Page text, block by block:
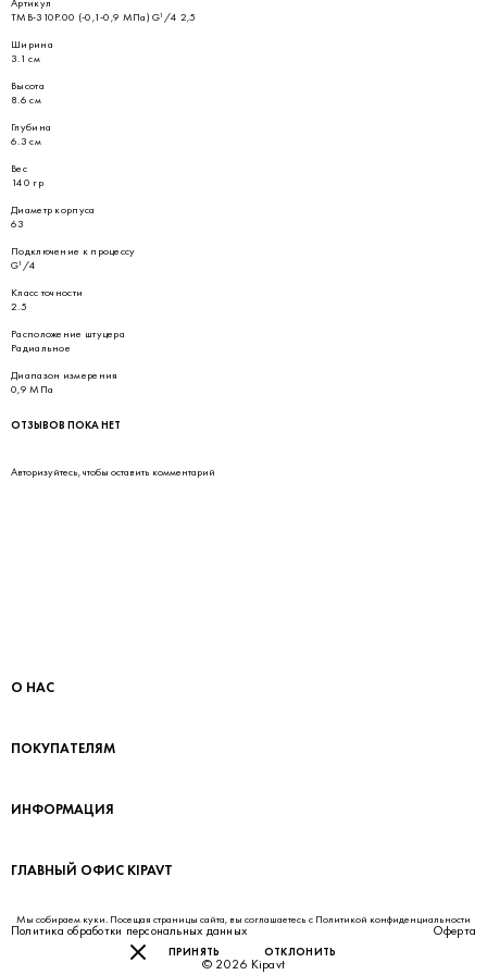
ТМВ-310Р.00 (-0,1-0,9 МПа) G¹/4 2,5
Ширина
3.1 см
Высота
8.6 см
Глубина
6.3 см
Вес
140 гр
Диаметр корпуса
63
Подключение к процессу
G¹/4
Класс точности
2.5
Расположение штуцера
Радиальное
Диапазон измерения
0,9 МПа
ОТЗЫВОВ ПОКА НЕТ
Авторизуйтесь, чтобы оставить комментарий
О НАС
ПОКУПАТЕЛЯМ
ИНФОРМАЦИЯ
ГЛАВНЫЙ ОФИС KIPAVT
Политика обработки персональных данных
Оферта
© 2026 Kipavt
Мы собираем куки. Посещая страницы сайта, вы соглашаетесь с Политикой конфиденциальности
ПРИНЯТЬ ОТКЛОНИТЬ